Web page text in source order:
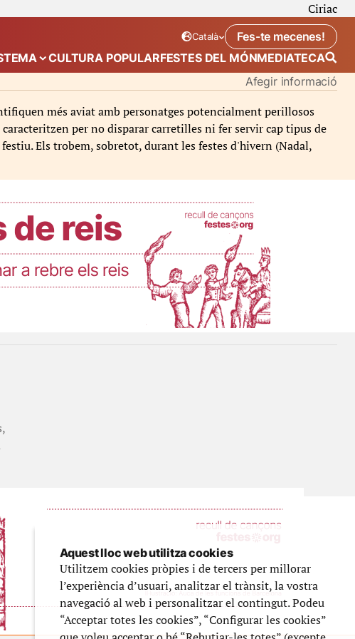
Ciriac
Idioma seleccionat:
Català
. Canviar idiomaFes-te mecenes!
de “Calendari”
Mostra el submenú de “Ecosistema”
CULTURA POPULARFESTES DEL MÓNMEDIATECA
Afegir informació
més aviat amb personatges potencialment perillosos
per no disparar carretilles ni fer servir cap tipus de
Els trobem, sobretot, durant les festes d'hivern (Nadal,
Aquest lloc web utilitza cookies
Utilitzem cookies pròpies i de tercers per millorar
l’experiència d’usuari, analitzar el trànsit, la vostra
navegació al web i personalitzar el contingut. Podeu
“Acceptar totes les cookies”, “Configurar les cookies”